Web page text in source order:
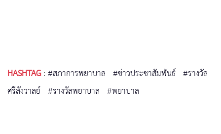
HASHTAG:#สภาการพยาบาล #ข่าวประชาสัมพันธ์ #รางวัล
ศรีสังวาลย์ #รางวัลพยาบาล #พยาบาล